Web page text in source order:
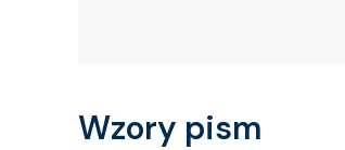
Wzory pism